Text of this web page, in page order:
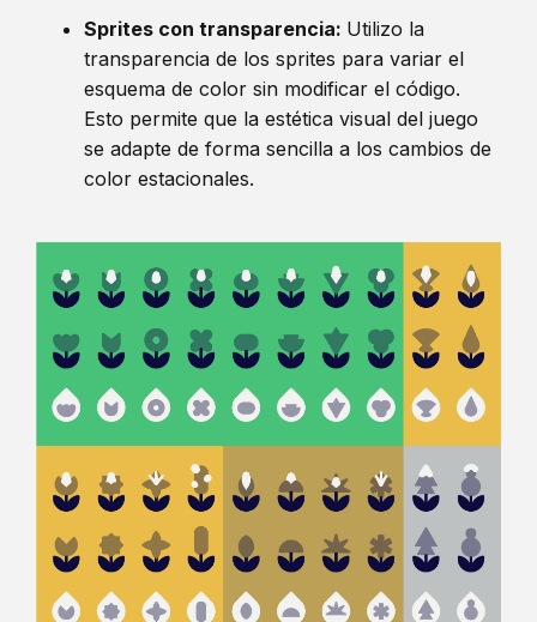
Sprites con transparencia: Utilizo la
transparencia de los sprites para variar el
esquema de color sin modificar el código.
Esto permite que la estética visual del juego
se adapte de forma sencilla a los cambios de
color estacionales.